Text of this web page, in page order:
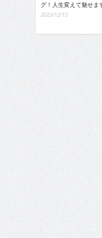
グ！人生変えて魅せま
2023/12/15